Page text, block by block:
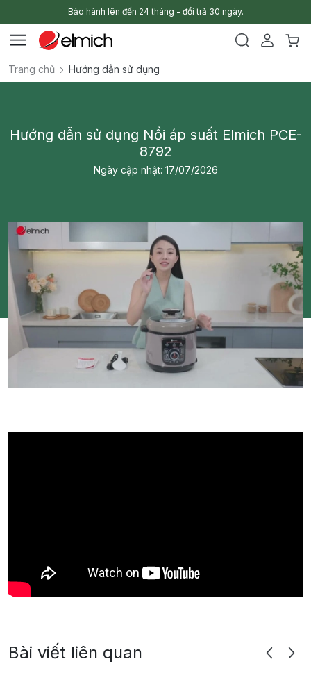
Bảo hành lên đến 24 tháng - đổi trả 30 ngày.
Trang chủ Hướng dẫn sử dụng
Hướng dẫn sử dụng Nồi áp suất Elmich PCE-
8792
Ngày cập nhật: 17/07/2026
Bài viết liên quan